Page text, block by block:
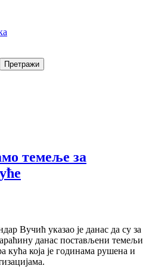
темеље за
Вучић указао је данас да су за
данас постављени темељи
кућа која је годинама рушена и